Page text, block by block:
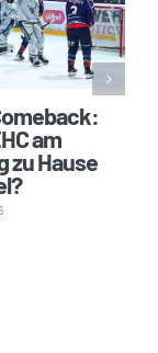
am
zu Hause